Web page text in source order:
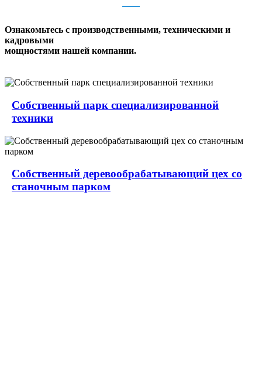
Ознакомьтесь с производственными, техническими и
кадровыми
мощностями нашей компании.
Собственный парк специализированной
техники
Собственный деревообрабатывающий цех со
станочным парком